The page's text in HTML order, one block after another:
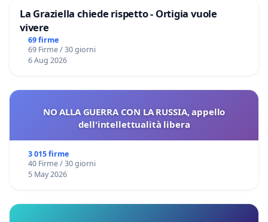
La Graziella chiede rispetto - Ortigia vuole
vivere
69 firme
69 Firme / 30 giorni
6 Aug 2026
NO ALLA GUERRA CON LA RUSSIA, appello
dell'intellettualità libera
3 015 firme
40 Firme / 30 giorni
5 May 2026